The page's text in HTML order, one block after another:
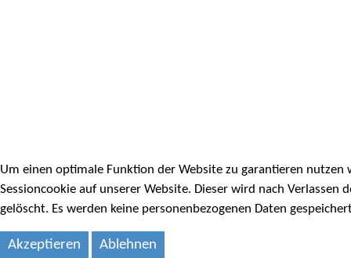
Um einen optimale Funktion der Website zu garantieren nutzen
Sessioncookie auf unserer Website. Dieser wird nach Verlassen
gelöscht. Es werden keine personenbezogenen Daten
Akzeptieren Ablehnen